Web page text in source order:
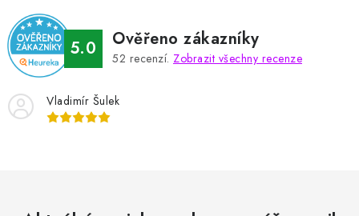
5.0 Ověřeno zákazníky
52 recenzí. Zobrazit všechny recenze
Vladimír Šulek